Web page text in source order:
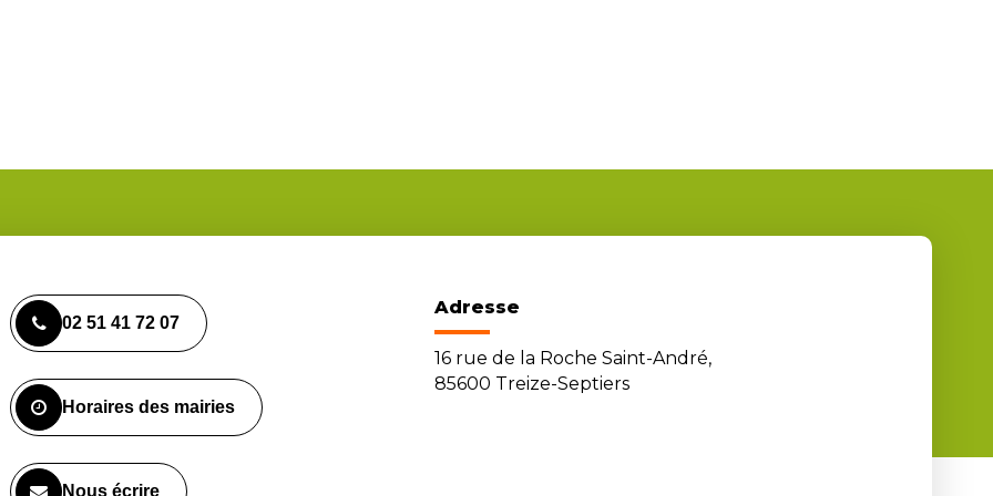
02 51 41 72 07
Horaires des mairies
Nous écrire
Adresse
16 rue de la Roche Saint-André,
85600 Treize-Septiers